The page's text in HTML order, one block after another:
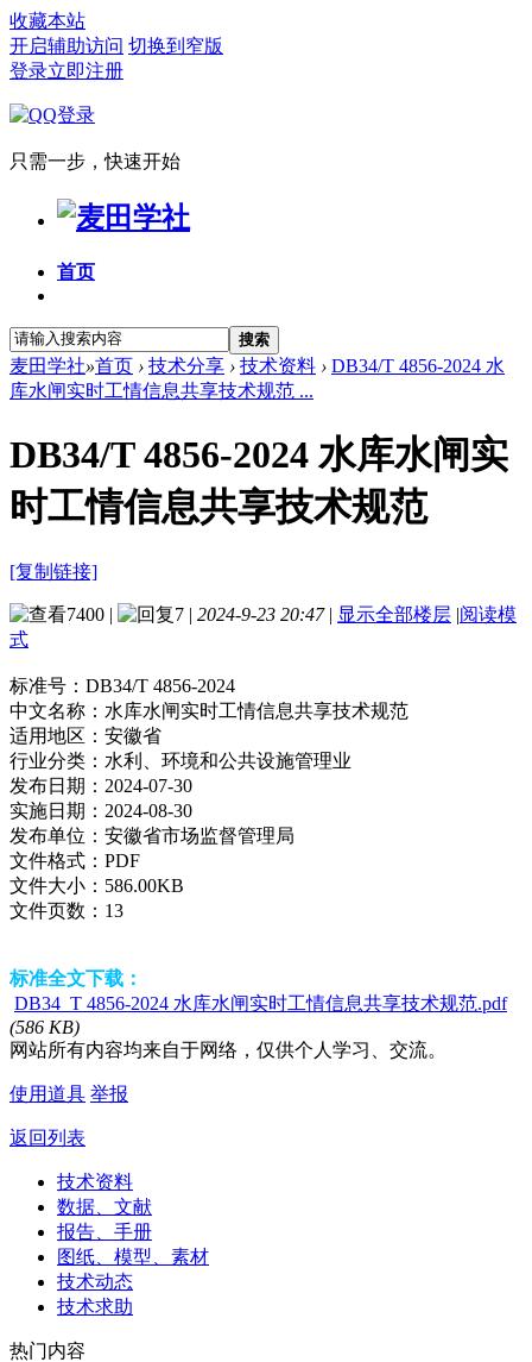
收藏本站
开启辅助访问 切换到窄版
登录立即注册
只需一步，快速开始
首页
搜索
麦田学社»首页 › 技术分享 › 技术资料 › DB34/T 4856-2024 水
库水闸实时工情信息共享技术规范 ...
DB34/T 4856-2024 水库水闸实
时工情信息共享技术规范
[复制链接]
7400 | 7 | 2024-9-23 20:47 | 显示全部楼层 |阅读模
式
标准号： DB34/T 4856-2024
中文名称： 水库水闸实时工情信息共享技术规范
适用地区： 安徽省
行业分类： 水利、环境和公共设施管理业
发布日期： 2024-07-30
实施日期： 2024-08-30
发布单位： 安徽省市场监督管理局
文件格式： PDF
文件大小： 586.00KB
文件页数： 13
标准全文下载：
DB34_T 4856-2024 水库水闸实时工情信息共享技术规范.pdf
(586 KB)
网站所有内容均来自于网络，仅供个人学习、交流。
使用道具 举报
返回列表
技术资料
数据、文献
报告、手册
图纸、模型、素材
技术动态
技术求助
热门内容